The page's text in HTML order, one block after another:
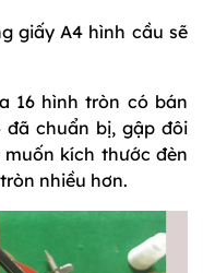
giấy A4 hình cầu sẽ
16 hình tròn có bán
đã chuẩn bị, gập đôi
kích thước đèn
nhiều hơn.